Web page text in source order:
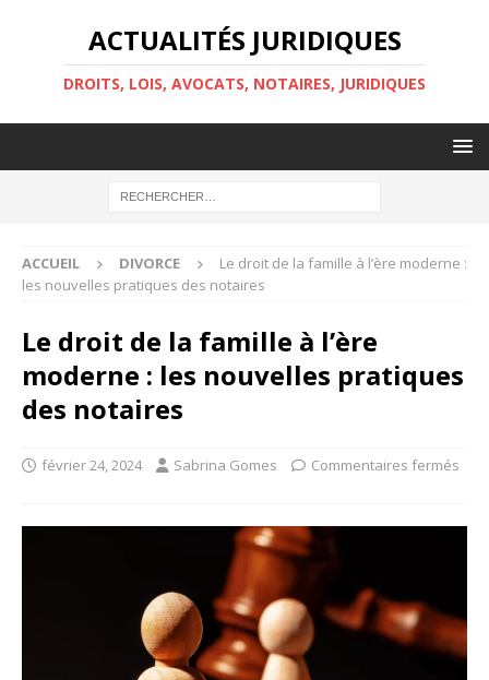
ACTUALITÉS JURIDIQUES
DROITS, LOIS, AVOCATS, NOTAIRES, JURIDIQUES
ACCUEIL DIVORCE
Le droit de la famille à l’ère moderne :
les nouvelles pratiques des notaires
Le droit de la famille à l’ère
moderne : les nouvelles pratiques
des notaires
février 24, 2024 Sabrina Gomes Commentaires fermés